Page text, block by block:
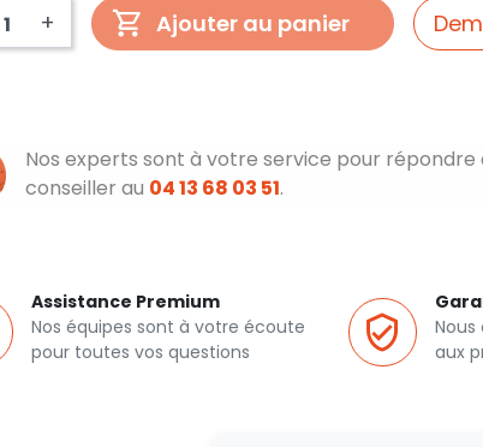
+ Ajouter au panier
Nos experts sont à votre service pour répondre
conseiller au 04 13 68 03 51.
Assistance Premium
Nos équipes sont à votre écoute
pour toutes vos questions
aux